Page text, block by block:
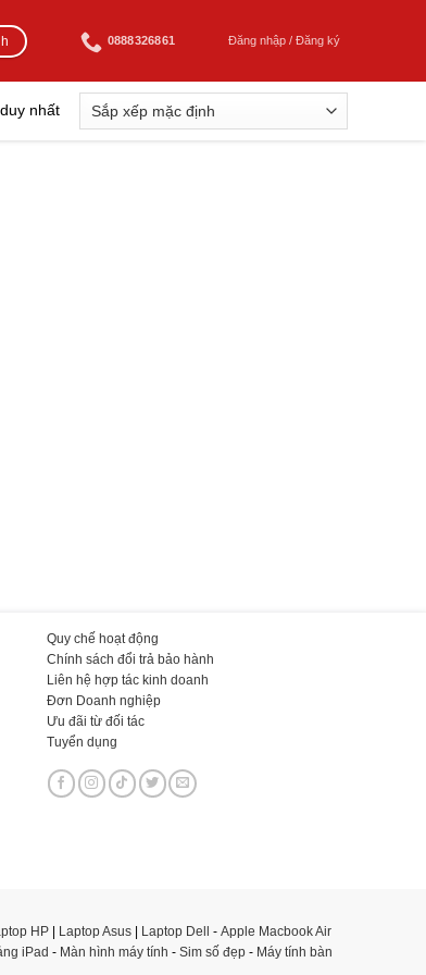
0888326861 Đăng nhập / Đăng ký
nhất
Quy chế hoạt động
Chính sách đổi trả bảo hành
Liên hệ hợp tác kinh doanh
Đơn Doanh nghiệp
Ưu đãi từ đối tác
Tuyển dụng
HP | Laptop Asus | Laptop Dell - Apple Macbook Air
iPad - Màn hình máy tính - Sim số đẹp - Máy tính bàn